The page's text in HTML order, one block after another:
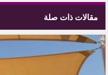
مقالات ذات صلة